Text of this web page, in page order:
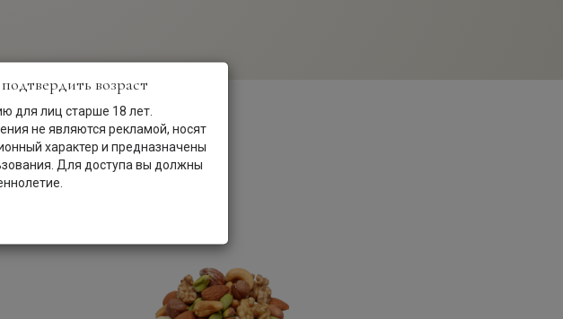
возраст
для лиц старше 18 лет.
не являются рекламой, носят
характер и предназначены
Для доступа вы должны